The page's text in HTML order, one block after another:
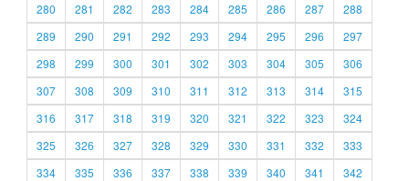
280
281 282 283 284 285 286 287
288
289
290 291 292 293 294 295 296
297
298
299 300 301 302 303 304 305
306
307
308 309 310 311 312 313 314
315
316
317 318 319 320 321 322 323
324
325
326 327 328 329 330 331 332
333
334
335 336 337 338 339 340 341 342